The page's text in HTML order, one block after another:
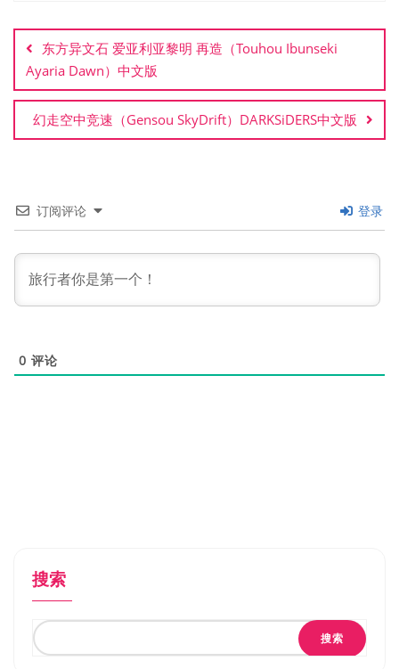
章
导
航
东方异文石 爱亚利亚黎明 再造（Touhou Ibunseki
Ayaria Dawn）中文版
幻走空中竞速（Gensou SkyDrift）DARKSiDERS中文版
订阅评论 登录
0 评论
搜索
搜索